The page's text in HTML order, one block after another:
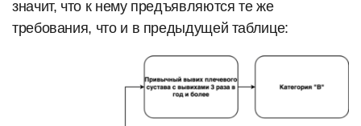
значит, что к нему предъявляются те же
требования, что и в предыдущей таблице: